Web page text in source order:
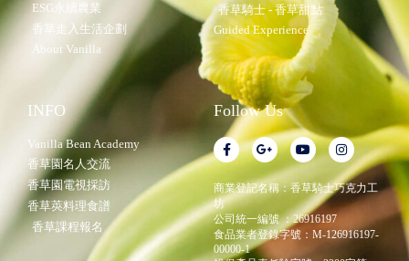
ESG永續農業
香草走入生活企劃
About Vanilla
香草騎士 - 香草甜點
Guided Experience
INFO
Vanilla Bean Academy
香草園名人交流
香草園電視採訪
香草莢料理食譜
香草課程報名
Follow Us
商業登記名稱：香草騎士巧克力工
坊
公司統一編號 ：26916197
食品業者登錄字號：M-126916197-
00000-1